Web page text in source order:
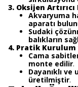
3. Oksijen
Akvaryuma
aparatı
Sudaki
balıkların
4. Pratik Kurulum
Cama
monte edilir.
Dayanıklı
üretilmiştir.